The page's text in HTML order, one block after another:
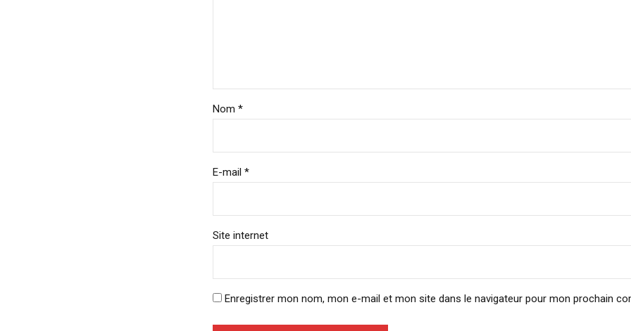
Nom *
E-mail *
Site internet
Enregistrer mon nom, mon e-mail et mon site dans le navigateur pour mon prochain